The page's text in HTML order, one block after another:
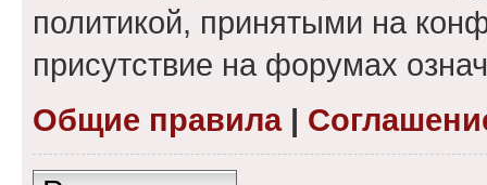
политикой, принятыми на
присутствие на форумах
Общие правила|